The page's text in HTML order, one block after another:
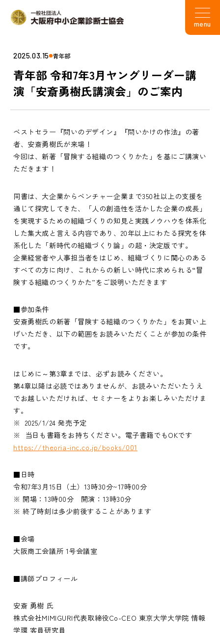
menu
2025.03.15 青年部
青年部 令和7年3月ヤングリーダー講
演「安斎勇樹氏講演会」のご案内
ベストセラー『問いのデザイン』『問いかけの作法』の著
者、安斎勇樹氏が来場！
今回は、新著「冒険する組織のつくりかた」を基にご講演い
ただきます！
同書は、大企業からベンチャー企業まで350社以上の支援を
通じて探究してきた、「人の創造性を活かした企業の成長」
を実現するための組織づくりの知見と実践ノウハウを体系化
した集大成と言える内容であり、20年以上にわたる探究を体
系化した「新時代の組織づくり論」の超・決定版です。
企業経営者や人事担当者をはじめ、組織づくりに関心のある
すべての方に向け、これからの新しい時代に求められる“冒
険する組織のつくりかた”をご説明いただきます
■参加条件
安斎勇樹氏の新著「冒険する組織のつくりかた」をお買い上
げいただき、以下の範囲をお読みいただくことが参加の条件
です。
はじめに～第3章までは、必ずお読みください。
第4章以降は必読ではありませんが、お読みいただいたうえ
でお越しいただければ、セミナーをよりお楽しみいただけま
す。
※ 2025/1/24 発売予定
※ 当日も書籍をお持ちください。電子書籍でもOKです
https://theoria-inc.co.jp/books/001
■日時
令和7年3月15日（土）13時30分~17時00分
※ 開場：13時00分 開演：13時30分
※ 終了時刻は多少前後することがあります
■会場
大阪商工会議所 1号会議室
■講師プロフィール
安斎 勇樹 氏
株式会社MIMIGURI代表取締役Co-CEO 東京大学大学院 情報
学環 客員研究員